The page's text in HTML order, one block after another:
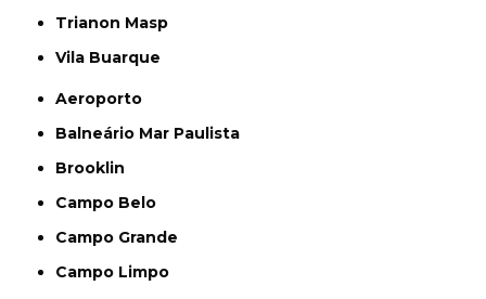
Trianon Masp
Vila Buarque
Aeroporto
Balneário Mar Paulista
Brooklin
Campo Belo
Campo Grande
Campo Limpo